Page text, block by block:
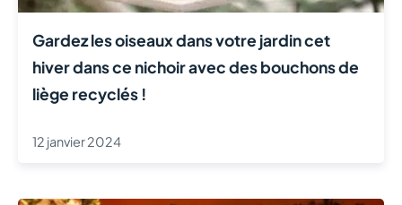
Gardez les oiseaux dans votre jardin cet
hiver dans ce nichoir avec des bouchons de
liège recyclés !
12 janvier 2024